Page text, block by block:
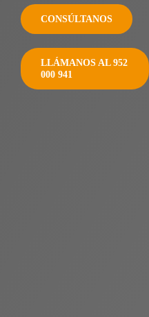
CONSÚLTANOS
LLÁMANOS AL 952
000 941